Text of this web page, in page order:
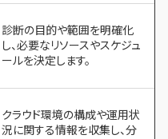
診断の目的や範囲を明確化
し、必要なリソースやスケジュ
ールを決定します。
クラウド環境の構成や運用状
況に関する情報を収集し、分